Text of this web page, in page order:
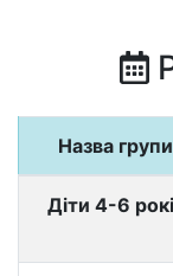
Назва групи
Діти 4-6